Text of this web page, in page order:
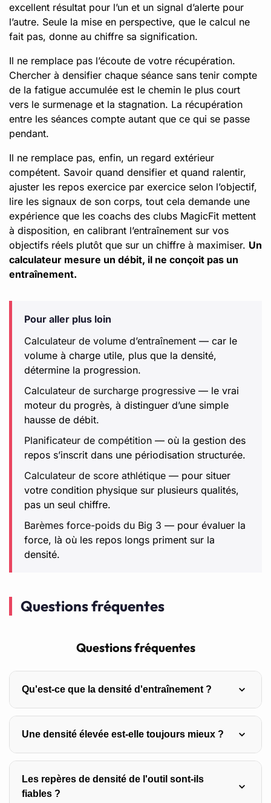
excellent résultat pour l’un et un signal d’alerte pour
l’autre. Seule la mise en perspective, que le calcul ne
fait pas, donne au chiffre sa signification.
Il ne remplace pas l’écoute de votre récupération.
Chercher à densifier chaque séance sans tenir compte
de la fatigue accumulée est le chemin le plus court
vers le surmenage et la stagnation. La récupération
entre les séances compte autant que ce qui se passe
pendant.
Il ne remplace pas, enfin, un regard extérieur
compétent. Savoir quand densifier et quand ralentir,
ajuster les repos exercice par exercice selon l’objectif,
lire les signaux de son corps, tout cela demande une
expérience que les coachs des clubs MagicFit mettent
à disposition, en calibrant l’entraînement sur vos
objectifs réels plutôt que sur un chiffre à maximiser. Un
calculateur mesure un débit, il ne conçoit pas un
entraînement.
Pour aller plus loin
Calculateur de volume d’entraînement — car le
volume à charge utile, plus que la densité,
détermine la progression.
Calculateur de surcharge progressive — le vrai
moteur du progrès, à distinguer d’une simple
hausse de débit.
Planificateur de compétition — où la gestion des
repos s’inscrit dans une périodisation structurée.
Calculateur de score athlétique — pour situer
votre condition physique sur plusieurs qualités,
pas un seul chiffre.
Barèmes force-poids du Big 3 — pour évaluer la
force, là où les repos longs priment sur la
densité.
Questions fréquentes
Questions fréquentes
Qu'est-ce que la densité d'entraînement ?
C’est le tonnage total d’une séance divisé par sa durée,
exprimé en kilos par minute. Elle mesure votre débit de
temps. Faire le même travail en moins de temps
augmente la densité.
Une densité élevée est-elle toujours mieux ?
Non, c’est l’idée reçue que cette page corrige. Une
densité élevée est utile en conditionnement ou sous
Les repères de densité de l'outil sont-ils
fiables ?